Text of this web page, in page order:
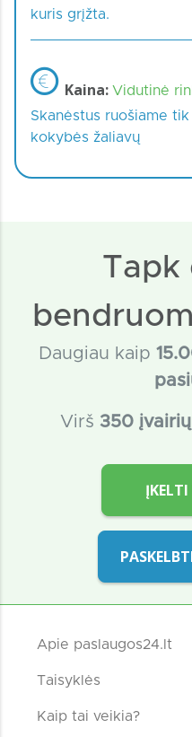
kuris grįžta.
Kaina: Vidutinė
Skanėstus ruošiame
kokybės žaliavų
Tapk
Daugiau kaip 15
Virš 350
Apie paslaugos24.lt
Taisyklės
Kaip tai veikia?